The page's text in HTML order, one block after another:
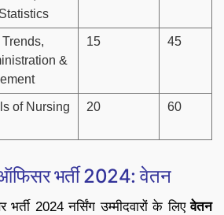
&
15 45
of Nursing
20 60
भर्ती 2024: वेतन
2024 नर्सिंग उम्मीदवारों के लिएवेतन